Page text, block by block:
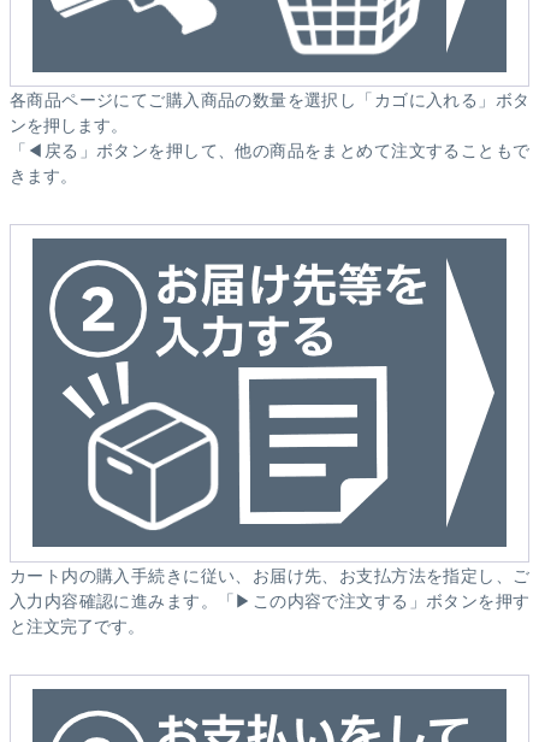
各商品ページにてご購入商品の数量を選択し「カゴに入れる」ボタ
ンを押します。
「◀戻る」ボタンを押して、他の商品をまとめて注文することもで
きます。
カート内の購入手続きに従い、お届け先、お支払方法を指定し、ご
入力内容確認に進みます。「▶この内容で注文する」ボタンを押す
と注文完了です。